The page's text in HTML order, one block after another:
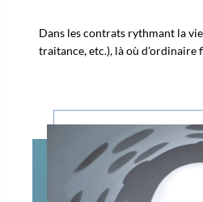
Dans les contrats rythmant la
traitance, etc.), là où